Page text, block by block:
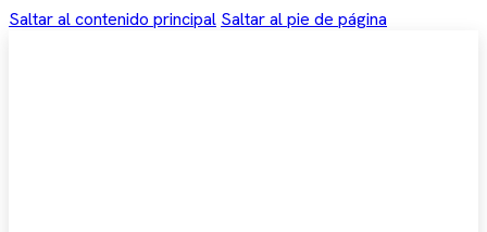
Saltar al contenido principal Saltar al pie de página